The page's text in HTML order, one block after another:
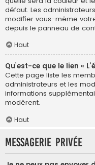
défaut. Les
modifier vous-même
depuis le panneau de
Haut
Qu’est-ce que le lien «
Cette page liste les
administrateurs et les
informations
modèrent.
Haut
Messagerie privée